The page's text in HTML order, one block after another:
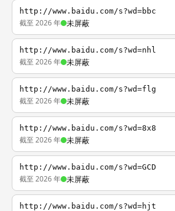
http://www.baidu.com/s?wd=bbc
截至 2026 年 未屏蔽
http://www.baidu.com/s?wd=nhl
截至 2026 年 未屏蔽
http://www.baidu.com/s?wd=flg
截至 2026 年 未屏蔽
http://www.baidu.com/s?wd=8x8
截至 2026 年 未屏蔽
http://www.baidu.com/s?wd=GCD
截至 2026 年 未屏蔽
http://www.baidu.com/s?wd=hjt